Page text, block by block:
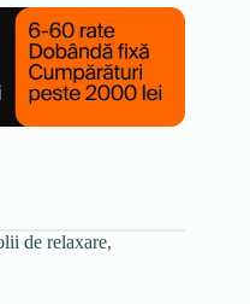
de relaxare,